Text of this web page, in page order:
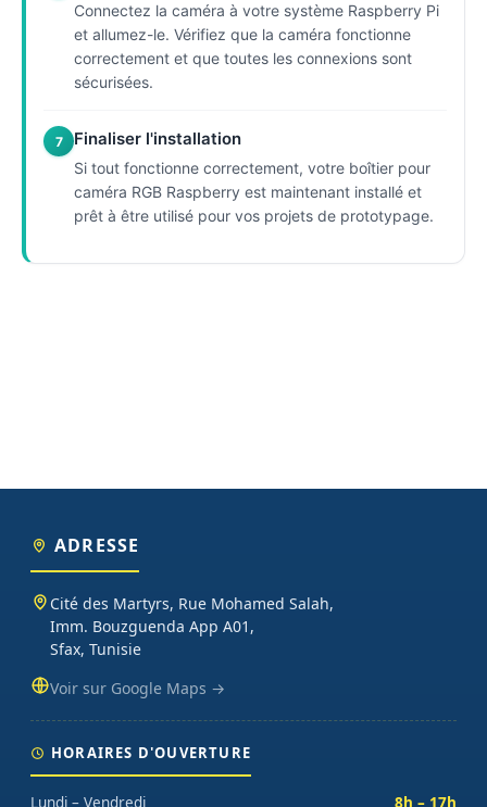
Connectez la caméra à votre système Raspberry Pi
et allumez-le. Vérifiez que la caméra fonctionne
correctement et que toutes les connexions sont
sécurisées.
7 Finaliser l'installation
Si tout fonctionne correctement, votre boîtier pour
caméra RGB Raspberry est maintenant installé et
prêt à être utilisé pour vos projets de prototypage.
ADRESSE
Cité des Martyrs, Rue Mohamed Salah,
Imm. Bouzguenda App A01,
Sfax, Tunisie
Voir sur Google Maps →
HORAIRES D'OUVERTURE
Lundi – Vendredi
8h – 17h